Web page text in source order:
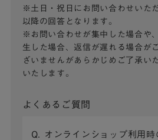
※土日・祝日にお問い合わせいた
以降の回答となります。
※お問い合わせが集中した場合や
生した場合、返信が遅れる場合が
ざいませんがあらかじめご了承い
いたします。
よくあるご質問
Q. オンラインショップ利用時